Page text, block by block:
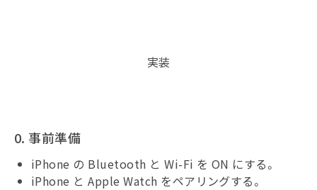
実装
0. 事前準備
iPhone の Bluetooth と Wi-Fi を ON にする。
iPhone と Apple Watch をペアリングする。